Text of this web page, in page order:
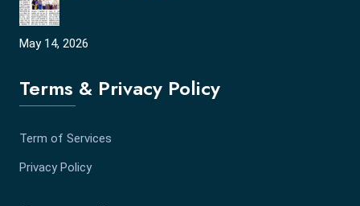
May 14, 2026
Terms & Privacy Policy
Term of Services
Privacy Policy